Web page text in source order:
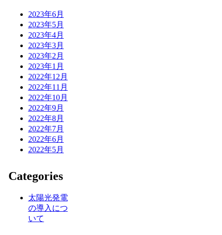
2023年6月
2023年5月
2023年4月
2023年3月
2023年2月
2023年1月
2022年12月
2022年11月
2022年10月
2022年9月
2022年8月
2022年7月
2022年6月
2022年5月
Categories
太陽光発電
の導入につ
いて